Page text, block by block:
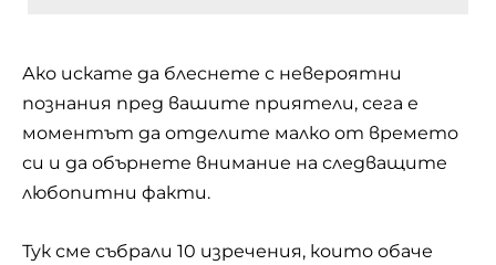
Ако искате да блеснете с невероятни
познания пред вашите приятели, сега е
моментът да отделите малко от времето
си и да обърнете внимание на следващите
любопитни факти.
Тук сме събрали 10 изречения, които обаче